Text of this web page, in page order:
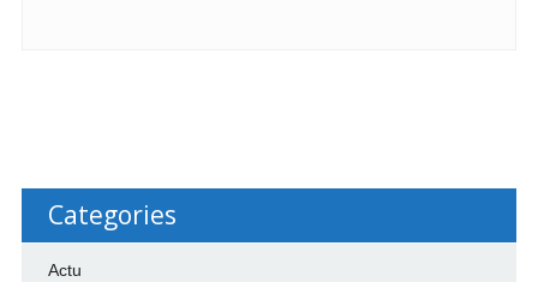
Categories
Actu